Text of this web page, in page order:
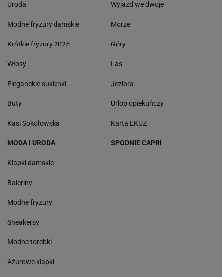
Uroda
Modne fryzury damskie
Krótkie fryzury 2025
Włosy
Eleganckie sukienki
Buty
Kasi Sokołowska
Wyjazd we dwoje
Morze
Góry
Las
Jeziora
Urlop opiekuńczy
Karta EKUZ
MODA I URODA
Klapki damskie
Baleriny
Modne fryzury
Sneakersy
Modne torebki
Ażurowe klapki
SPODNIE CAPRI